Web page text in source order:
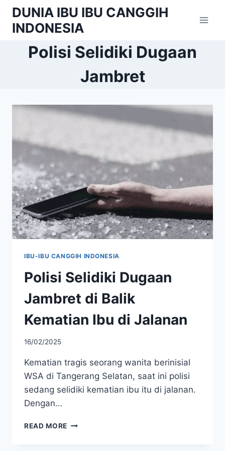
Skip
content
DUNIA IBU IBU CANGGIH
INDONESIA
Polisi Selidiki Dugaan
Jambret
IBU-IBU CANGGIH INDONESIA
Polisi Selidiki Dugaan
Jambret di Balik
Kematian Ibu di Jalanan
16/02/2025
​Kematian tragis seorang wanita berinisial
WSA di Tangerang Selatan, saat ini polisi
sedang selidiki kematian ibu itu di jalanan.
Dengan…
READ MORE POLISI